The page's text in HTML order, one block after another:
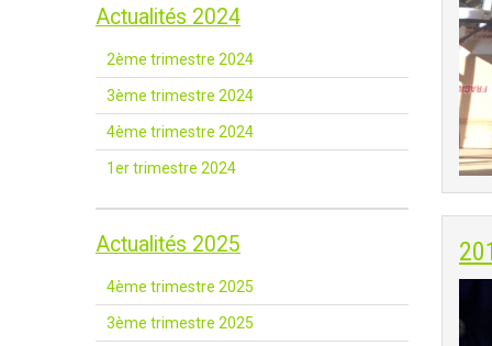
Actualités 2024
2ème trimestre 2024
3ème trimestre 2024
4ème trimestre 2024
1er trimestre 2024
Actualités 2025
4ème trimestre 2025
3ème trimestre 2025